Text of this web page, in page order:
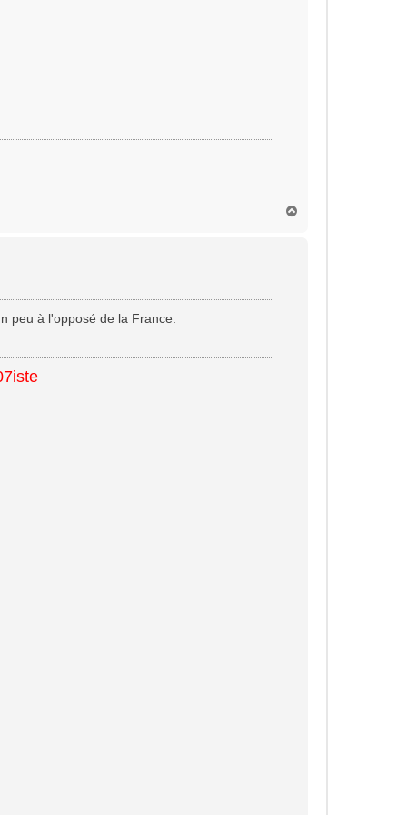
peu à l'opposé de la France.